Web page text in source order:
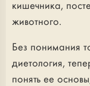
кишечника,
животного.
Без понимания
диетология,
понять ее